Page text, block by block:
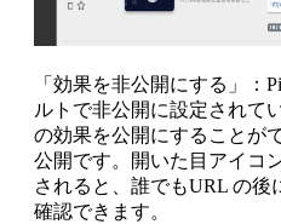
「効果を非公開にする」：
ルトで非公開に設定されて
の効果を公開にすることが
公開です。開いた目アイコ
されると、誰でもURL の
確認できます。